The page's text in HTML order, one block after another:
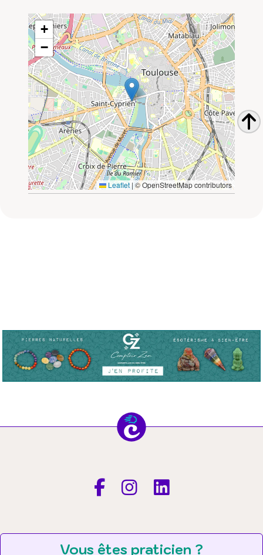
+
−
Leaflet |© OpenStreetMap contributors
Vous êtes praticien ?